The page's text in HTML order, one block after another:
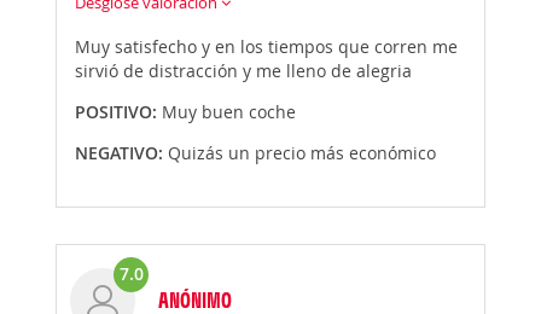
Muy satisfecho y en los tiempos que corren me
sirvió de distracción y me lleno de alegria
POSITIVO: Muy buen coche
NEGATIVO: Quizás un precio más económico
7.0
ANÓNIMO